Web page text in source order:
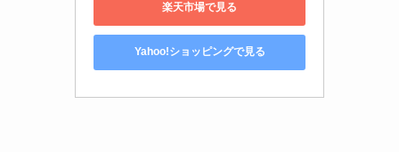
楽天市場で見る
Yahoo!ショッピングで見る